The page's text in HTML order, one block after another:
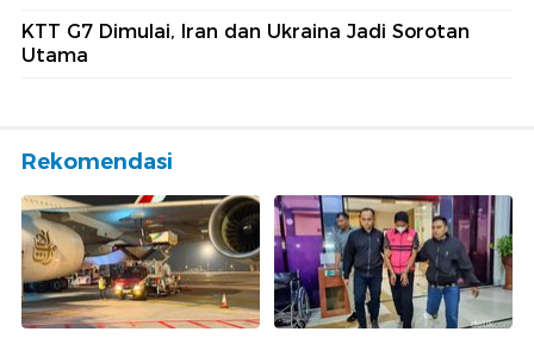
KTT G7 Dimulai, Iran dan Ukraina Jadi Sorotan
Utama
Rekomendasi